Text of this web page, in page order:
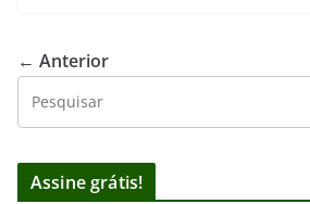
← Anterior
Assine grátis!